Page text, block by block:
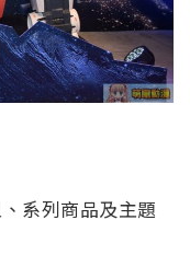
系列商品及主題